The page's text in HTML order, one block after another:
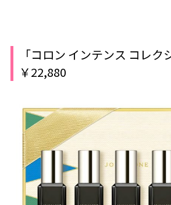
「コロン インテンス コレク
￥22,880